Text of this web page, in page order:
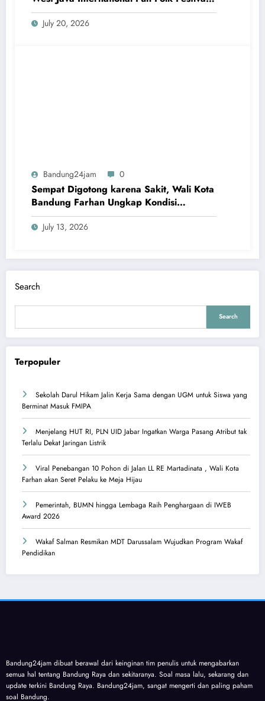
Digelar di Bandung
July 20, 2026
Bandung24jam 0
Sempat Digotong karena Sakit, Wali Kota
Bandung Farhan Ungkap Kondisi
Kesehatannya
July 13, 2026
Search
Search
Terpopuler
Sekolah Darul Hikam Jalin Kerja Sama dengan UGM untuk Siswa yang
Berminat Masuk FMIPA
Menjelang HUT RI, PLN UID Jabar Ingatkan Warga Pasang Atribut tak
Terlalu Dekat Jaringan Listrik
Viral Penebangan 10 Pohon di Jalan LL RE Martadinata , Wali Kota
Farhan akan Seret Pelaku ke Meja Hijau
Pemerintah, BUMN hingga Lembaga Raih Penghargaan di IWEB
Award 2026
Wakaf Salman Resmikan MDT Darussalam Wujudkan Program Wakaf
Pendidikan
Bandung24jam dibuat berawal dari keinginan tim penulis untuk mengabarkan
semua hal tentang Bandung Raya dan sekitaranya. Soal masa lalu, sekarang dan
update terkini Bandung Raya. Bandung24jam, sangat mengerti dan paling paham
soal Bandung.